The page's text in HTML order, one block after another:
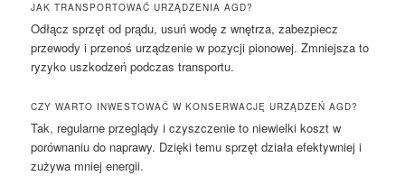
JAK TRANSPORTOWAĆ URZĄDZENIA AGD?
Odłącz sprzęt od prądu, usuń wodę z wnętrza, zabezpiecz
przewody i przenoś urządzenie w pozycji pionowej. Zmniejsza to
ryzyko uszkodzeń podczas transportu.
CZY WARTO INWESTOWAĆ W KONSERWACJĘ URZĄDZEŃ AGD?
Tak, regularne przeglądy i czyszczenie to niewielki koszt w
porównaniu do naprawy. Dzięki temu sprzęt działa efektywniej i
zużywa mniej energii.